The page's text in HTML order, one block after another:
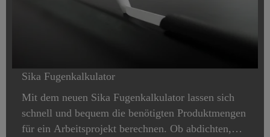
Sika Fugenkalkulator
Mit dem neuen Sika Fugenkalkulator lassen sich
schnell und bequem die benötigten Produktmengen
für ein Arbeitsprojekt berechnen. Ob abdichten,